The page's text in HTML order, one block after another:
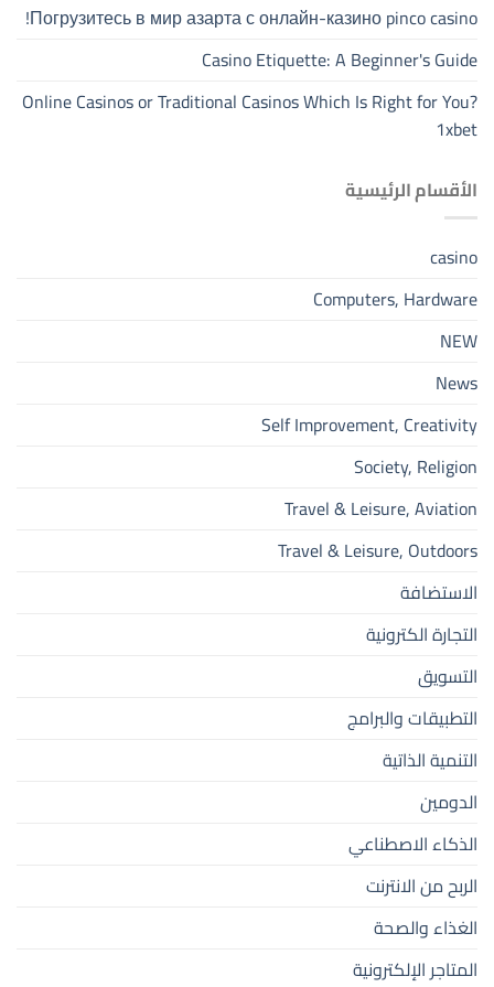
Погрузитесь в мир азарта с онлайн-казино pinco casino!
Casino Etiquette: A Beginner's Guide
Online Casinos or Traditional Casinos Which Is Right for You?
1xbet
الأقسام الرئيسية
casino
Computers, Hardware
NEW
News
Self Improvement, Creativity
Society, Religion
Travel & Leisure, Aviation
Travel & Leisure, Outdoors
الاستضافة
التجارة الكترونية
التسويق
التطبيقات والبرامج
التنمية الذاتية
الدومين
الذكاء الاصطناعي
الربح من الانترنت
الغذاء والصحة
المتاجر الإلكترونية